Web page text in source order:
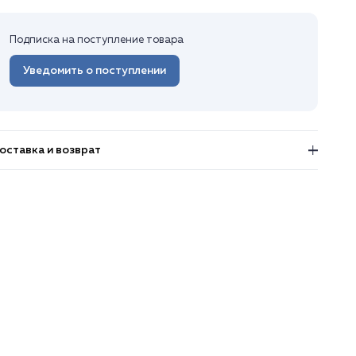
Подписка на поступление товара
Уведомить о поступлении
и возврат